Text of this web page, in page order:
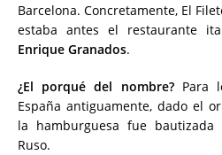
Barcelona. Concretamente, El
estaba antes el restaurante
Enrique Granados.
¿El porqué del nombre?Para
España antiguamente, dado el
la hamburguesa fue
Ruso.